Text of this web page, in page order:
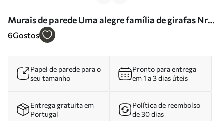
Murais de parede Uma alegre família de girafas Nr.
u98525
6Gostos
Papel de parede para o
seu tamanho
Pronto para entrega
em 1 a 3 dias úteis
Entrega gratuita em
Portugal
Política de reembolso
de 30 dias